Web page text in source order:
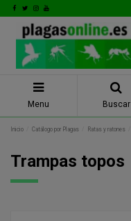
Menu Buscar
Inicio Catálogo por Plagas Ratas y ratones
Trampas topos